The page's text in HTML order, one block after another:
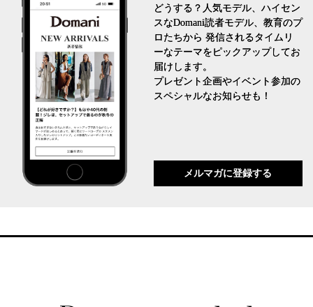
どうする？人気モデル、ハイセン
スなDomani読者モデル、教育のプ
ロたちから 発信されるタイムリ
ーなテーマをピックアップしてお
届けします。
プレゼント企画やイベント参加の
スペシャルなお知らせも！
メルマガに登録する